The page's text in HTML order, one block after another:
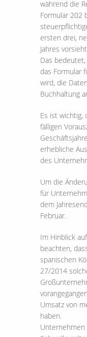
während die
Formular 202
ersten drei,
Jahres
Das
das Formular
wird, die
Buchhaltung
Es ist wichtig,
fälligen
erhebliche
des
Um die
für
dem
Februar.
Im Hinblick
beachten,
spanischen
27/2014
Umsatz von
haben.